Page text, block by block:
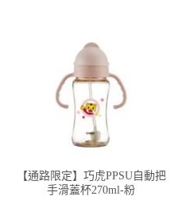
【通路限定】巧虎PPSU自動把
手滑蓋杯270ml-粉